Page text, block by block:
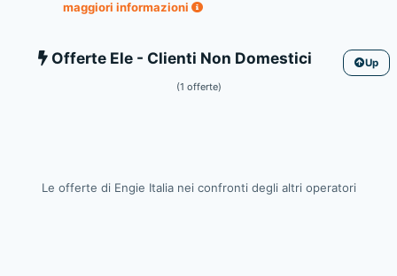
maggiori informazioni
Ele
Offerte Ele - Clienti Non Domestici
Up
(1 offerte)
Le offerte di Engie Italia nei confronti degli altri operatori